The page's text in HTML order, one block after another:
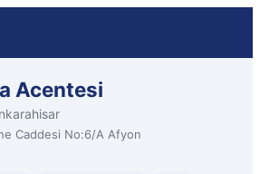
Acentesi
Caddesi No:6/A Afyon